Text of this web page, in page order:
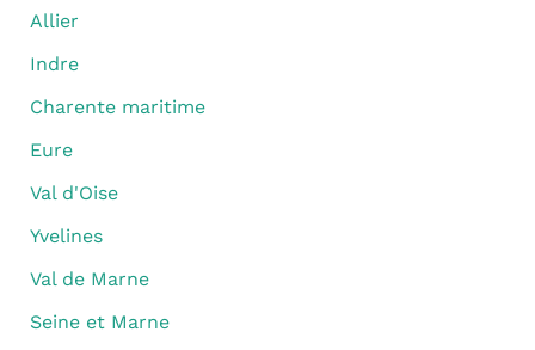
Allier
Indre
Charente maritime
Eure
Val d'Oise
Yvelines
Val de Marne
Seine et Marne